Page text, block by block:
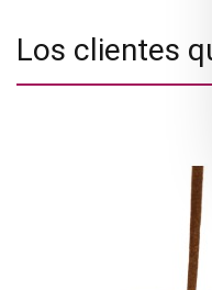
Los clientes